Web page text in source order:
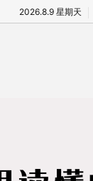
2026.8.9 星期天